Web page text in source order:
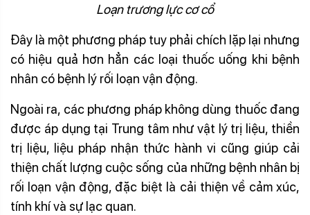
Loạn trương lực cơ cổ
Đây là một phương pháp tuy phải chích lặp lại nhưng
có hiệu quả hơn hẳn các loại thuốc uống khi bệnh
nhân có bệnh lý rối loạn vận động.
Ngoài ra, các phương pháp không dùng thuốc đang
được áp dụng tại Trung tâm như vật lý trị liệu, thiền
trị liệu, liệu pháp nhận thức hành vi cũng giúp cải
thiện chất lượng cuộc sống của những bệnh nhân bị
rối loạn vận động, đặc biệt là cải thiện về cảm xúc,
tính khí và sự lạc quan.